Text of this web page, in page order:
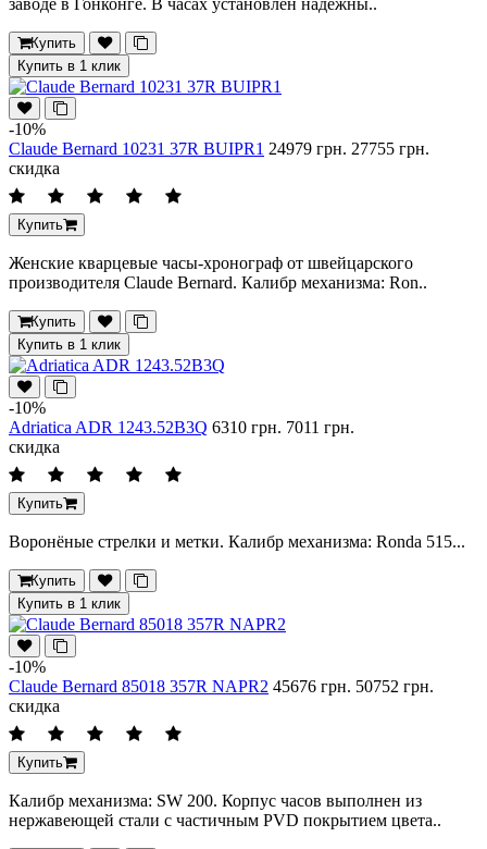
Купить
Купить в 1 клик
-10%
Claude Bernard 10231 37R BUIPR1 24979 грн. 27755 грн.
скидка
Купить
Женские кварцевые часы-хронограф от швейцарского
производителя Claude Bernard. Калибр механизма: Ron..
Купить
Купить в 1 клик
-10%
Adriatica ADR 1243.52B3Q 6310 грн. 7011 грн.
скидка
Купить
Воронёные стрелки и метки. Калибр механизма: Ronda 515...
Купить
Купить в 1 клик
-10%
Claude Bernard 85018 357R NAPR2 45676 грн. 50752 грн.
скидка
Купить
Калибр механизма: SW 200. Корпус часов выполнен из
нержавеющей стали с частичным PVD покрытием цвета..